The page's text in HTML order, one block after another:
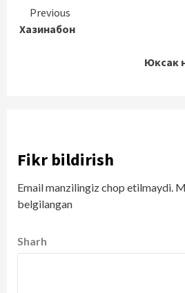
Continue
Reading
Previous
Хазинабон
Юксак
Fikr bildirish
Email manzilingiz chop etilmaydi.
belgilangan
Sharh